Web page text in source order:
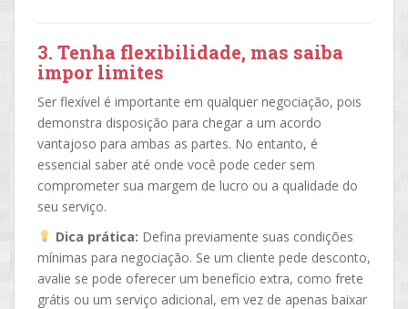
3. Tenha flexibilidade, mas saiba
impor limites
Ser flexível é importante em qualquer negociação, pois
demonstra disposição para chegar a um acordo
vantajoso para ambas as partes. No entanto, é
essencial saber até onde você pode ceder sem
comprometer sua margem de lucro ou a qualidade do
seu serviço.
Dica prática: Defina previamente suas condições
mínimas para negociação. Se um cliente pede desconto,
avalie se pode oferecer um benefício extra, como frete
grátis ou um serviço adicional, em vez de apenas baixar